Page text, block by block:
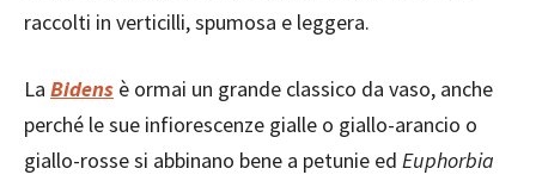
raccolti in verticilli, spumosa e leggera.
La Bidens è ormai un grande classico da vaso, anche
perché le sue infiorescenze gialle o giallo-arancio o
giallo-rosse si abbinano bene a petunie ed Euphorbia